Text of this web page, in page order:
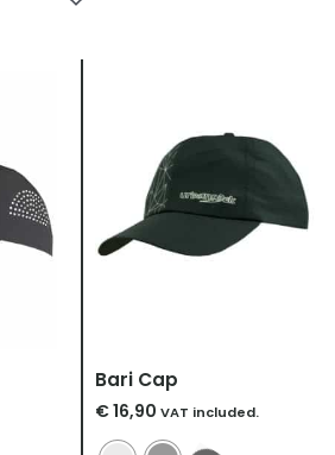
Bari Cap
€16,90 VAT included.